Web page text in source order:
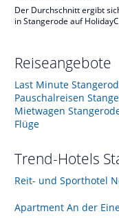
Der Durchschnitt ergibt
in Stangerode auf
Reiseangebote
Last Minute
Pauschalreisen
Mietwagen
Flüge
Trend-Hotels
Reit- und Sporthotel
Apartment An der